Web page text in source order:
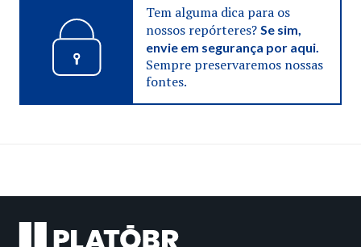
Tem alguma dica para os
nossos repórteres? Se sim,
envie em segurança por aqui.
Sempre preservaremos nossas
fontes.